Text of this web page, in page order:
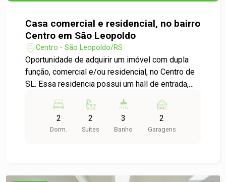
Casa comercial e residencial, no bairro
Centro em São Leopoldo
Centro - São Leopoldo/RS
Oportunidade de adquirir um imóvel com dupla
função, comercial e/ou residencial, no Centro de
SL. Essa residencia possui um hall de entrada,
despensa, cozinha mobiliada, dois dormitórios,
sendo dois suítes e banho social, lavanderia,
duas vagas de garagem e sistema de
2
Dorm.
2
Suítes
3
Banho
2
Garagens